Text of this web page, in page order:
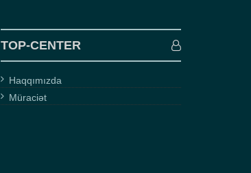
TOP-CENTER
Haqqımızda
Müraciət